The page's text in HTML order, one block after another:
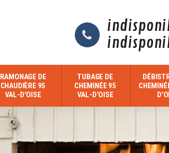
RAMONAGE DE
CHAUDIÈRE 95
VAL-D'OISE
TUBAGE DE
CHEMINÉE 95
VAL-D'OISE